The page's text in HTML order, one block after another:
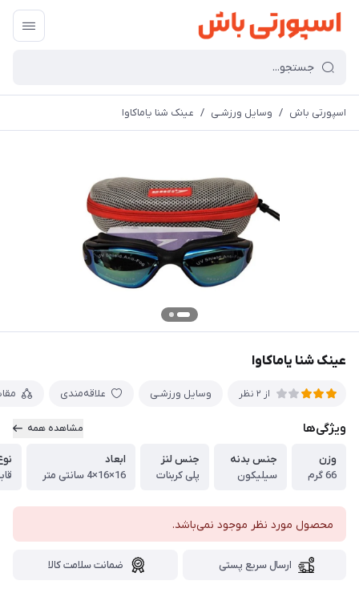
اسپورتی باش / وسایل ورزشـی / عینک شنا یاماکاوا
عینک شنا یاماکاوا
از 2 نظر وسایل ورزشـی علاقه‌مندی
ویژگی‌ها مشاهده همه
وزن
66 گرم
جنس بدنه
سیلیکون
جنس لنز
پلی کربنات
ابعاد
16×16×4 سانتی متر
محصول مورد نظر موجود نمی‌باشد.
ارسال سریع پستی ضمانت سلامت کالا